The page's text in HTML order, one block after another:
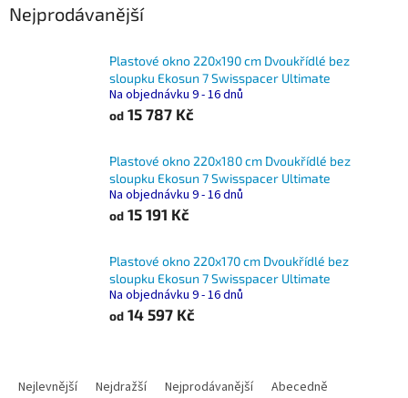
Nejprodávanější
Plastové okno 220x190 cm Dvoukřídlé bez
sloupku Ekosun 7 Swisspacer Ultimate
Na objednávku 9 - 16 dnů
od 15 787 Kč
Plastové okno 220x180 cm Dvoukřídlé bez
sloupku Ekosun 7 Swisspacer Ultimate
Na objednávku 9 - 16 dnů
od 15 191 Kč
Plastové okno 220x170 cm Dvoukřídlé bez
sloupku Ekosun 7 Swisspacer Ultimate
Na objednávku 9 - 16 dnů
od 14 597 Kč
Nejlevnější Nejdražší Nejprodávanější Abecedně